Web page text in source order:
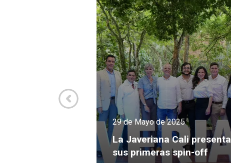
29 de Mayo de 2025
La Javeriana Cali presenta
sus primeras spin-off